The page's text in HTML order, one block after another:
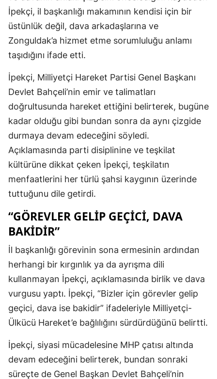
İpekçi, il başkanlığı makamının kendisi için bir
üstünlük değil, dava arkadaşlarına ve
Zonguldak’a hizmet etme sorumluluğu anlamı
taşıdığını ifade etti.
İpekçi, Milliyetçi Hareket Partisi Genel Başkanı
Devlet Bahçeli’nin emir ve talimatları
doğrultusunda hareket ettiğini belirterek, bugüne
kadar olduğu gibi bundan sonra da aynı çizgide
durmaya devam edeceğini söyledi.
Açıklamasında parti disiplinine ve teşkilat
kültürüne dikkat çeken İpekçi, teşkilatın
menfaatlerini her türlü şahsi kaygının üzerinde
tuttuğunu dile getirdi.
“GÖREVLER GELİP GEÇİCİ, DAVA
BAKİDİR”
İl başkanlığı görevinin sona ermesinin ardından
herhangi bir kırgınlık ya da ayrışma dili
kullanmayan İpekçi, açıklamasında birlik ve dava
vurgusu yaptı. İpekçi, “Bizler için görevler gelip
geçici, dava ise bakidir” ifadeleriyle Milliyetçi-
Ülkücü Hareket’e bağlılığını sürdürdüğünü belirtti.
İpekçi, siyasi mücadelesine MHP çatısı altında
devam edeceğini belirterek, bundan sonraki
süreçte de Genel Başkan Devlet Bahçeli’nin